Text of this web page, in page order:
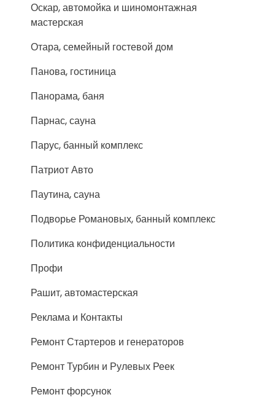
Оскар, автомойка и шиномонтажная
мастерская
Отара, семейный гостевой дом
Панова, гостиница
Панорама, баня
Парнас, сауна
Парус, банный комплекс
Патриот Авто
Паутина, сауна
Подворье Романовых, банный комплекс
Политика конфиденциальности
Профи
Рашит, автомастерская
Реклама и Контакты
Ремонт Стартеров и генераторов
Ремонт Турбин и Рулевых Реек
Ремонт форсунок